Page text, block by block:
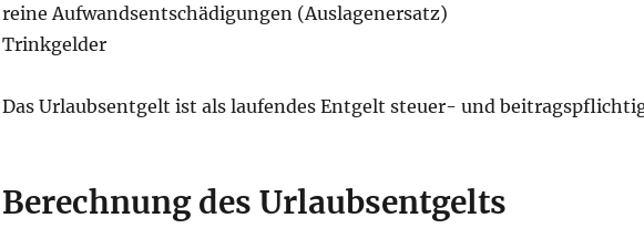
reine Aufwandsentschädigungen (Auslagenersatz)
Trinkgelder
Das Urlaubsentgelt ist als laufendes Entgelt steuer- und
Berechnung des Urlaubsentgelts